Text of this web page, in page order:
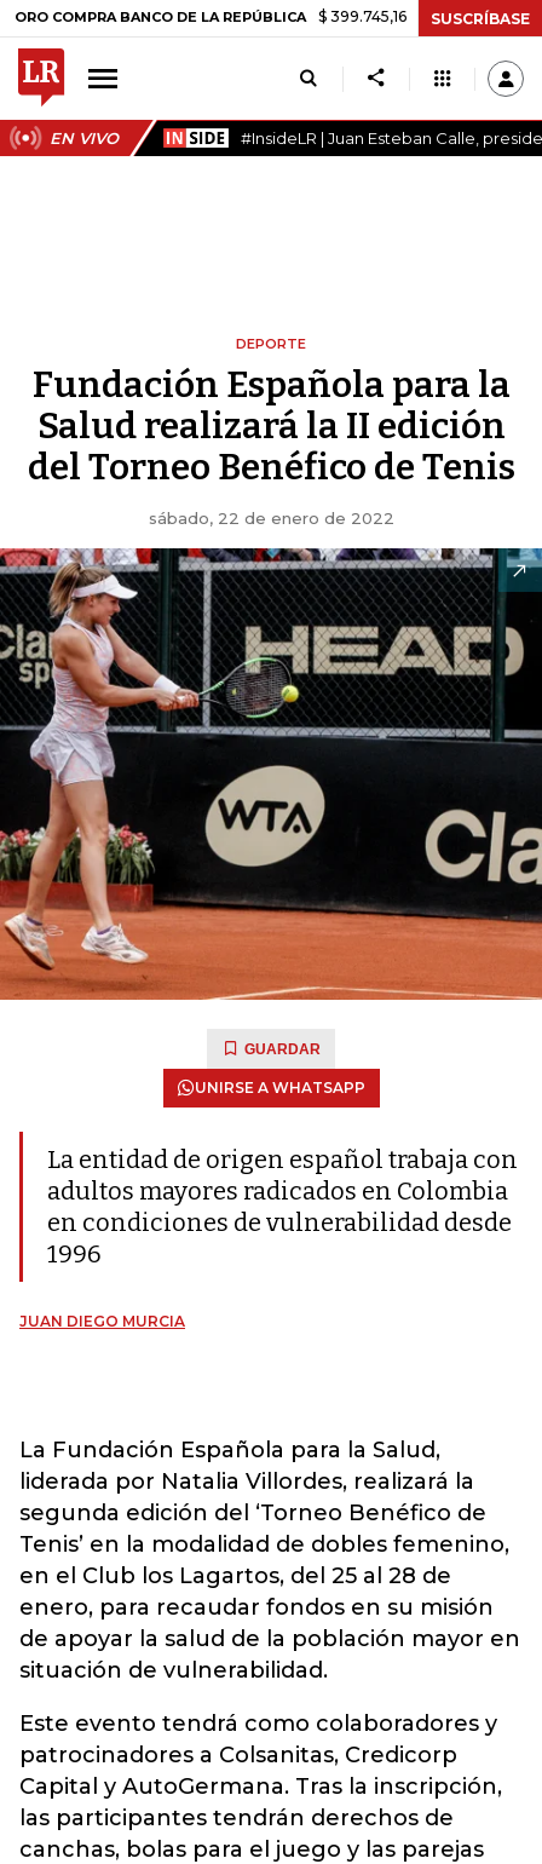
BANCO DE LA REPÚBLICA $ 399.745,16 +$ 2.295,71 +0,58%
SUSCRÍBASE
EN VIVO #InsideLR | Juan Esteban Calle,
DEPORTE
Fundación Española para la
Salud realizará la II edición
del Torneo Benéfico de Tenis
sábado, 22 de enero de 2022
GUARDAR
UNIRSE A WHATSAPP
La entidad de origen español trabaja con
adultos mayores radicados en Colombia
en condiciones de vulnerabilidad desde
1996
JUAN DIEGO MURCIA
La Fundación Española para la Salud,
liderada por Natalia Villordes, realizará la
segunda edición del ‘Torneo Benéfico de
Tenis’ en la modalidad de dobles femenino,
en el Club los Lagartos, del 25 al 28 de
enero, para recaudar fondos en su misión
de apoyar la salud de la población mayor en
situación de vulnerabilidad.
Este evento tendrá como colaboradores y
patrocinadores a Colsanitas, Credicorp
Capital y AutoGermana. Tras la inscripción,
las participantes tendrán derechos de
canchas, bolas para el juego y las parejas